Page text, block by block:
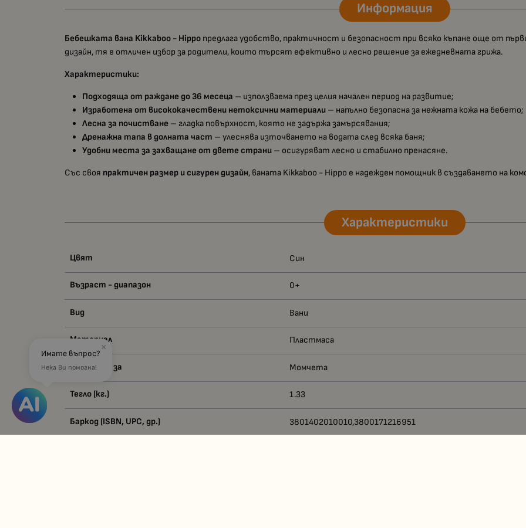
Информация
Бебешката вана Kikkaboo - Hippo предлага удобство, практичност и безопасност при всяко къпане още от
дизайн, тя е отличен избор за родители, които търсят ефективно и лесно решение за ежедневната грижа.
Характеристики:
Подходяща от раждане до 36 месеца – използваема през целия начален период на развитие;
Изработена от висококачествени нетоксични материали – напълно безопасна за нежната кожа на бебето;
Лесна за почистване – гладка повърхност, която не задържа замърсявания;
Дренажна тапа в долната част – улеснява източването на водата след всяка баня;
Удобни места за захващане от двете страни – осигуряват лесно и стабилно пренасяне.
Със своя практичен размер и сигурен дизайн, ваната Kikkaboo - Hippo е надежден помощник в създаването на
Характеристики
Цвят Син
Възраст - диапазон 0+
Вид Вани
Материал Пластмаса
Подходящ за Момчета
Тегло (кг.) 1.33
Баркод (ISBN, UPC, др.) 3801402010010,3800171216951
×
Имате въпрос?
Нека Ви помогна!